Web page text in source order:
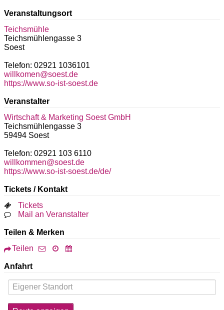
Veranstaltungsort
Teichsmühle
Teichsmühlengasse 3
Soest
Telefon: 02921 1036101
willkomen@soest.de
https://www.so-ist-soest.de
Veranstalter
Wirtschaft & Marketing Soest GmbH
Teichsmühlengasse 3
59494 Soest
Telefon: 02921 103 6110
willkommen@soest.de
https://www.so-ist-soest.de/de/
Tickets / Kontakt
Tickets
Mail an Veranstalter
Teilen & Merken
Teilen
Anfahrt